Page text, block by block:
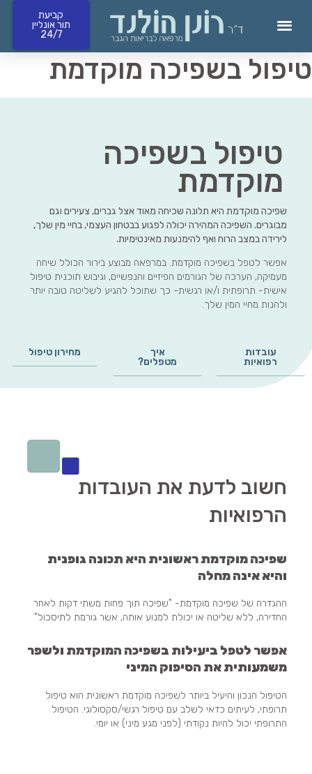
קביעת
תור אונליין
24/7
טיפול בשפיכה מוקדמת
טיפול בשפיכה
מוקדמת
שפיכה מוקדמת היא תלונה שכיחה מאוד אצל גברים, צעירים וגם
מבוגרים. השפיכה המהירה יכולה לפגוע בבטחון העצמי, בחיי מין שלך,
לירידה במצב הרוח ואף להימנעות מאינטימיות.
אפשר לטפל בשפיכה מוקדמת. במרפאה מבוצע בירור הכולל שיחה
מעמיקה, הערכה של הגורמים הפיזיים והנפשיים, וגיבוש תוכנית טיפול
אישית- תרופתית ו/או רגשית- כך שתוכל להגיע לשליטה טובה יותר
ולהנות מחיי המין שלך.
עובדות
רפואיות
איך
מטפלים?
מחירון טיפול
חשוב לדעת את העובדות
הרפואיות
שפיכה מוקדמת ראשונית היא תכונה גופנית
והיא אינה מחלה
ההגדרה של שפיכה מוקדמת- "שפיכה תוך פחות משתי דקות לאחר
החדירה, ללא שליטה או יכולת למנוע אותה, אשר גורמת לתיסכול"
אפשר לטפל ביעילות בשפיכה המוקדמת ולשפר
משמעותית את הסיפוק המיני
הטיפול הנכון והיעיל ביותר לשפיכה מוקדמת ראשונית הוא טיפול
תרופתי, לעיתים כדאי לשלב עם טיפול רגשי/סקסולוגי. הטיפול
התרופתי יכול להיות נקודתי (לפני מגע מיני) או יומי.